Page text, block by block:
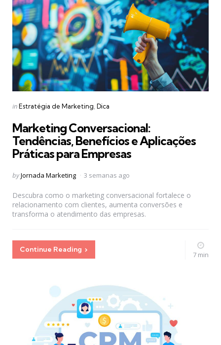
Categories
Posted
inEstratégia de Marketing Dica
Marketing Conversacional:
Tendências, Benefícios e Aplicações
Práticas para Empresas
Posted
byJornada Marketing 3 semanas ago
Descubra como o marketing conversacional fortalece o
relacionamento com clientes, aumenta conversões e
transforma o atendimento das empresas.
Continue Reading
7 min